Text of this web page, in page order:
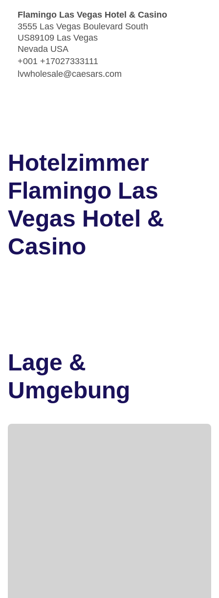
Flamingo Las Vegas Hotel & Casino
3555 Las Vegas Boulevard South
US89109 Las Vegas
Nevada USA
+001 +17027333111
lvwholesale@caesars.com
Hotelzimmer
Flamingo Las
Vegas Hotel &
Casino
Lage &
Umgebung